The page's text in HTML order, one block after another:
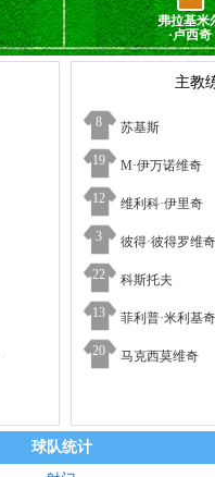
弗拉基米
·卢西奇
主教
8 苏基斯
19 M·伊万诺维奇
12 维利科·伊里奇
3 彼得·彼得罗维奇
22 科斯托夫
13 菲利普·米利基奇
20 马克西莫维奇
球队统计